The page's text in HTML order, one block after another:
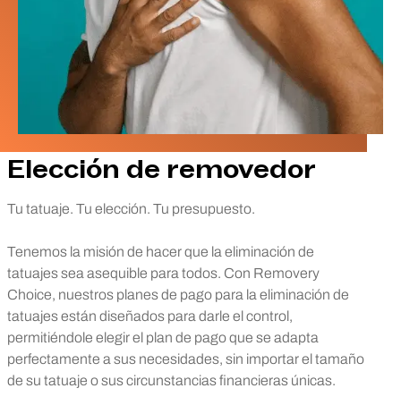
Elección de removedor
Tu tatuaje. Tu elección. Tu presupuesto.
Tenemos la misión de hacer que la eliminación de
tatuajes sea asequible para todos. Con Removery
Choice, nuestros planes de pago para la eliminación de
tatuajes están diseñados para darle el control,
permitiéndole elegir el plan de pago que se adapta
perfectamente a sus necesidades, sin importar el tamaño
de su tatuaje o sus circunstancias financieras únicas.